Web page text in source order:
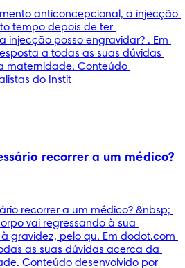
anticoncepcional, a injecção
tempo depois de ter
injecção posso engravidar? . Em
a todas as suas dúvidas
maternidade. Conteúdo
do Instit
recorrer a um médico?
recorrer a um médico? &nbsp;
vai regressando à sua
gravidez, pelo qu. Em dodot.com
as suas dúvidas acerca da
Conteúdo desenvolvido por